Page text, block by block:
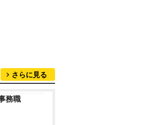
さらに見る
務職